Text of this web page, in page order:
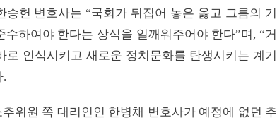
헌 변호사는 “국회가 뒤집어 놓은 옳고 그름의 기
하여야 한다는 상식을 일깨워주어야 한다”며, “거
인식시키고 새로운 정치문화를 탄생시키는 계기
.
위원 쪽 대리인인 한병채 변호사가 예정에 없던 추